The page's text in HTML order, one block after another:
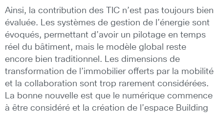
Ainsi, la contribution des TIC n’est pas toujours bien
évaluée. Les systèmes de gestion de l’énergie sont
évoqués, permettant d’avoir un pilotage en temps
réel du bâtiment, mais le modèle global reste
encore bien traditionnel. Les dimensions de
transformation de l’immobilier offerts par la mobilité
et la collaboration sont trop rarement considérées.
La bonne nouvelle est que le numérique commence
à être considéré et la création de l’espace Building